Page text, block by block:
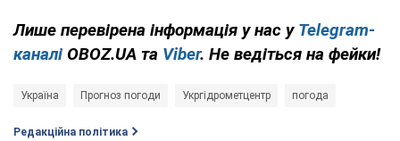
Лише перевірена інформація у нас у Telegram-
каналі OBOZ.UA та Viber. Не ведіться на фейки!
Україна Прогноз погоди Укргідрометцентр погода
Редакційна політика